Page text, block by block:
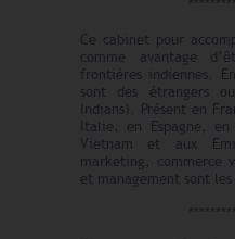
Ce cabinet pour
comme avantage
frontières indiennes.
sont des étrangers
Indians). Présent en
Italie, en Espagne,
Vietnam et aux
marketing, commerce
et management sont